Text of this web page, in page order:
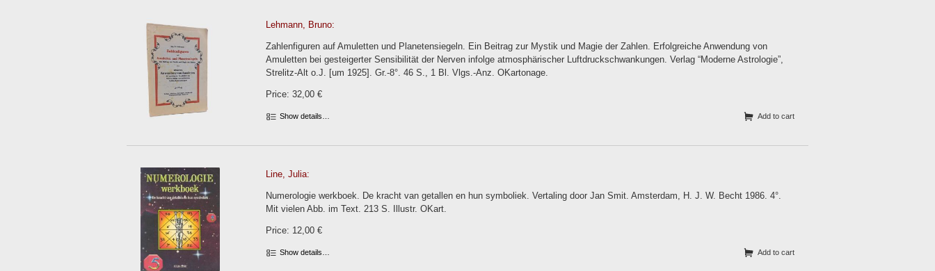
Lehmann, Bruno:
Zahlenfiguren auf Amuletten und Planetensiegeln. Ein Beitrag zur Mystik und Magie der Zahlen. Erfolgreiche Anwendung von
Amuletten bei gesteigerter Sensibilität der Nerven infolge atmosphärischer Luftdruckschwankungen. Verlag “Moderne Astrologie”,
Strelitz-Alt o.J. [um 1925]. Gr.-8°. 46 S., 1 Bl. Vlgs.-Anz. OKartonage.
Price: 32,00 €
Show details… Add to cart
Line, Julia:
Numerologie werkboek. De kracht van getallen en hun symboliek. Vertaling door Jan Smit. Amsterdam, H. J. W. Becht 1986. 4°.
Mit vielen Abb. im Text. 213 S. Illustr. OKart.
Price: 12,00 €
Show details… Add to cart